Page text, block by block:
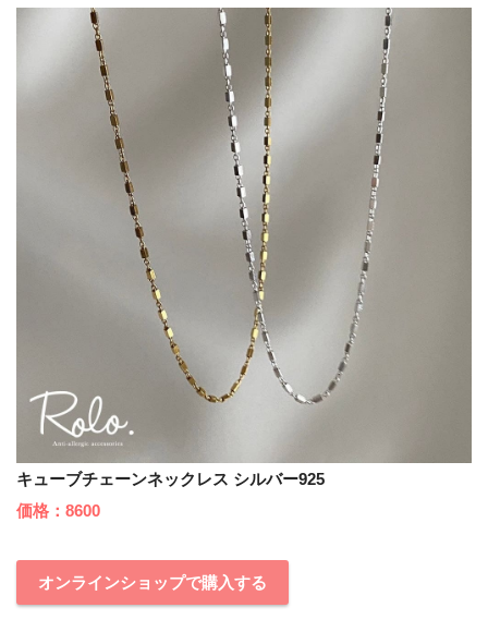
キューブチェーンネックレス シルバー925
価格：8600
オンラインショップで購入する